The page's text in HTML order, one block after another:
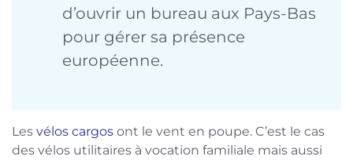
d’ouvrir un bureau aux Pays-Bas
pour gérer sa présence
européenne.
Les vélos cargos ont le vent en poupe. C’est le cas
des vélos utilitaires à vocation familiale mais aussi